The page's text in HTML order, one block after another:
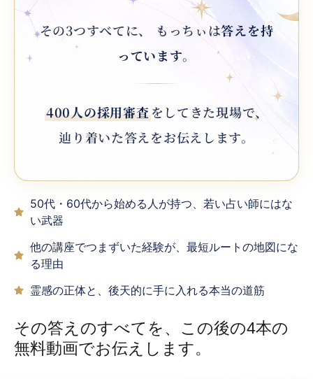
その3つすべてに、 もっちぃは答えを持
っています。
400人の採用審査をしてきた現場で、
辿り着いた答えをお伝えします。
50代・60代から始める人が持つ、若い占い師にはな
い武器
他の講座でつまずいた経験が、最短ルートの地図にな
る理由
霊感の正体と、後天的に手に入れる本当の道筋
その答えのすべてを、この後の4本の
無料動画でお伝えします。